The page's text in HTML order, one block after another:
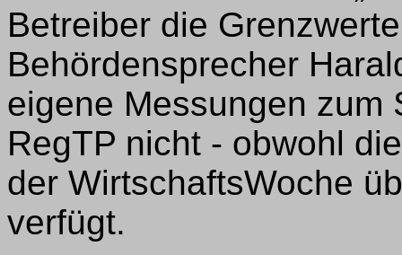
Betreiber die
Behördensprecher
eigene Messungen zum
RegTP nicht - obwohl
der WirtschaftsWoche
verfügt.